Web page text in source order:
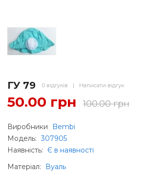
ГУ 79 0 відгуків | Написати відгук
50.00 грн 100.00 грн
Виробники
Bembi
Модель: 307905
Наявність:
Є в наявності
Матеріал:
Вуаль